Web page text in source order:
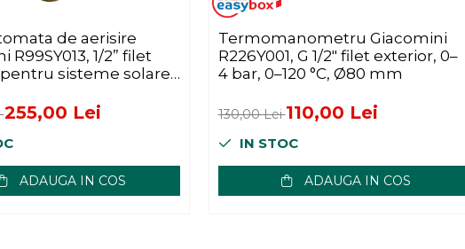
de aerisire
R99SY013, 1/2” filet
sisteme solare
255,00 Lei
ADAUGA IN COS
Termomanometru Giacomini
R226Y001, G 1/2" filet exterior, 0–
4 bar, 0–120 °C, Ø80 mm
130,00 Lei110,00 Lei
IN STOC
ADAUGA IN COS